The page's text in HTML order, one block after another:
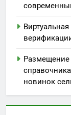
Размещение
новинок